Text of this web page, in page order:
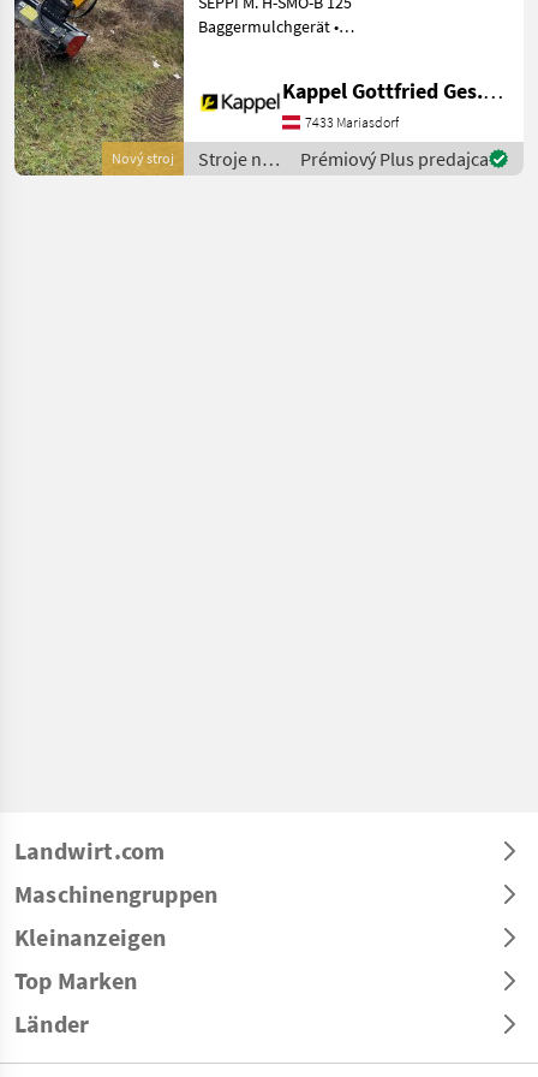
Nový stroj
Bagger
Baggermulchgerät •
bis 13 t • mulcht Gras und
Gebüsch bis 7 cm Ø •
Dreifacher Helix-Rot
Kappel Gottfried Ges.m.b.H.
7433 Mariasdorf
Stroje na
stavbu /
Prémiový Plus predajca
Landwirt.com
Maschinengruppen
Kleinanzeigen
Top Marken
Länder